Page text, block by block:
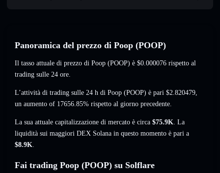
Panoramica del prezzo di Poop (POOP)
Il tasso attuale di prezzo di Poop (POOP) è $0.000076 rispetto al
trading sulle 24 ore.
L’attività di trading sulle 24 h di Poop (POOP) è pari $2.820479,
un aumento of 17656.85% rispetto al giorno precedente.
La sua attuale capitalizzazione di mercato è circa $75.9K. La
liquidità sui maggiori DEX Solana in questo momento è pari a
$8.9K.
Fai trading Poop (POOP) su Solflare